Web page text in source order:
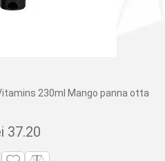
230ml Mango panna otta
37.20